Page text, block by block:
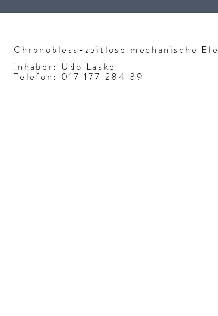
Chronobless-zeitlose mechanische
Inhaber: Udo Laske
Telefon: 017 177 284 39